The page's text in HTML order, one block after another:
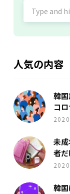
人気の内容
韓
コ
未
者
韓